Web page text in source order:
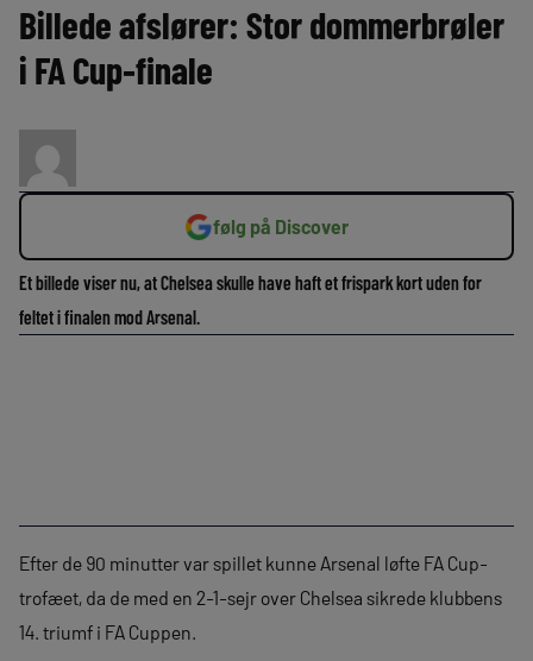
Billede afslører: Stor dommerbrøler
i FA Cup-finale
følg på Discover
Et billede viser nu, at Chelsea skulle have haft et frispark kort uden for
feltet i finalen mod Arsenal.
Efter de 90 minutter var spillet kunne Arsenal løfte FA Cup-
trofæet, da de med en 2-1-sejr over Chelsea sikrede klubbens
14. triumf i FA Cuppen.